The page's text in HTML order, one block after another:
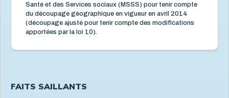
Santé et des Services sociaux (MSSS) pour tenir compte
du découpage géographique en vigueur en avril 2014
(découpage ajusté pour tenir compte des modifications
apportées par la loi 10).
FAITS SAILLANTS